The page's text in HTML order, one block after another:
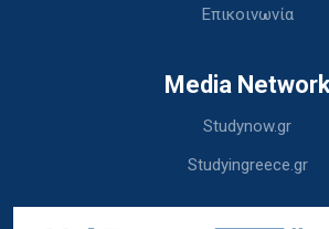
Επικοινωνία
Media
Studynow.gr
Studyingreece.gr